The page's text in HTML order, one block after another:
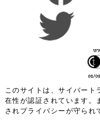
このサイトは、サイバート
在性が認証されています
されプライバシーが守られ